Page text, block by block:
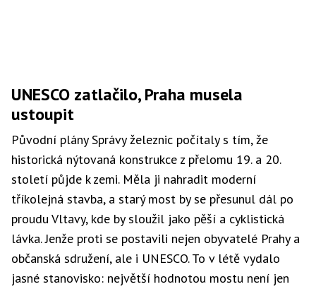
UNESCO zatlačilo, Praha musela
ustoupit
Původní plány Správy železnic počítaly s tím, že
historická nýtovaná konstrukce z přelomu 19. a 20.
století půjde k zemi. Měla ji nahradit moderní
tříkolejná stavba, a starý most by se přesunul dál po
proudu Vltavy, kde by sloužil jako pěší a cyklistická
lávka. Jenže proti se postavili nejen obyvatelé Prahy a
občanská sdružení, ale i UNESCO. To v létě vydalo
jasné stanovisko: největší hodnotou mostu není jen